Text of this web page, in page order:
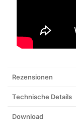
Rezensionen
Technische Details
Download